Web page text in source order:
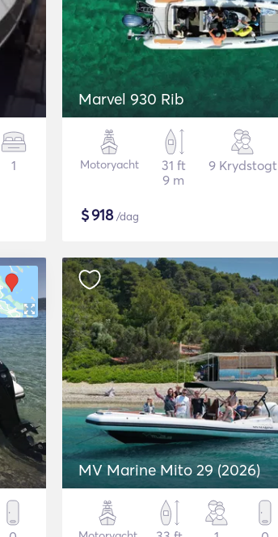
1
Marvel 930 Rib
Motoryacht
31 ft
9 m
9 Krydstogt
$918/dag
MV Marine Mito 29 (2026)